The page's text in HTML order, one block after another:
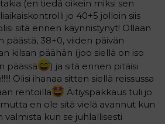
(en tiedä oikein miksi sen
jo 40+5 jolloin siis
sitä ennen käynnistynyt! Ollaan
päästä, 38+0, viiden päivän
kilsan päähän (joo siellä on iso
päässä
) ja sitä ennen pitäisi
Olisi ihanaa sitten siellä reissussa
rentoilla
Äitiyspakkaus tuli jo
en ole sitä vielä avannut kun
valmista kun se juhlallisesti